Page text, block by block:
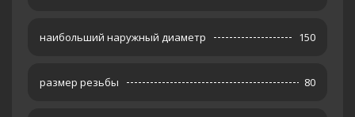
наибольший наружный диаметр 150
размер резьбы 80